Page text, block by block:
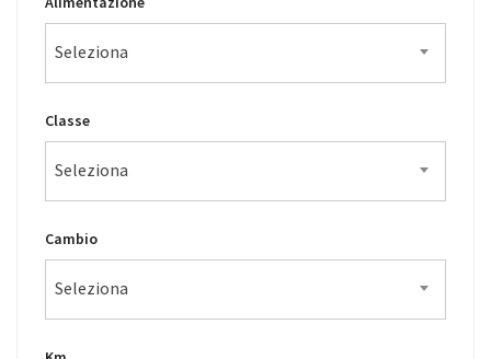
Seleziona
Classe
Seleziona
Cambio
Seleziona